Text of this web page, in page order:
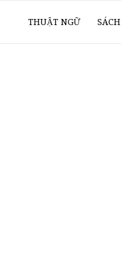
THUẬT NGỮ SÁCH